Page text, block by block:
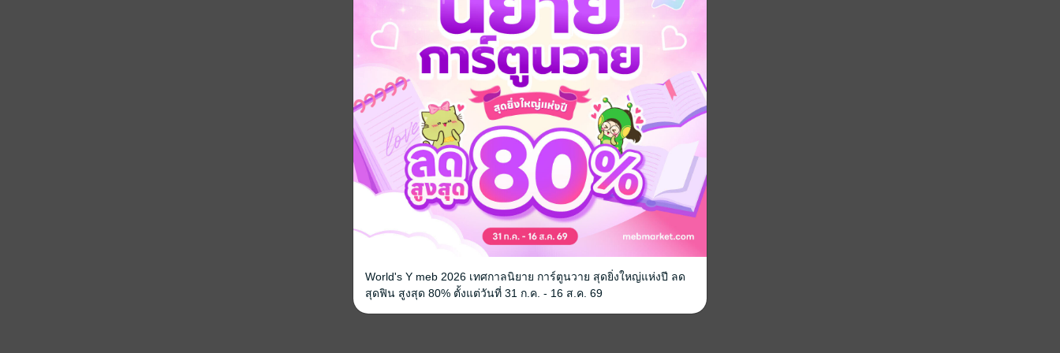
World's Y meb 2026 เทศกาลนิยาย การ์ตูนวาย สุดยิ่งใหญ่แห่งปี ลด
สุดฟิน สูงสุด 80% ตั้งแต่วันที่ 31 ก.ค. - 16 ส.ค. 69